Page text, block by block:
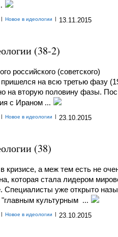
| Новое в идеологии | 13.11.2015
(38-2)
российского (советского)
пришелся на всю третью фазу
на вторую половину фазы.
с Ираном ...
| Новое в идеологии | 23.10.2015
(38)
кризисе, а меж тем есть не
которая стала лидером
Специалисты уже открыто
"главным культурным ...
| Новое в идеологии | 23.10.2015